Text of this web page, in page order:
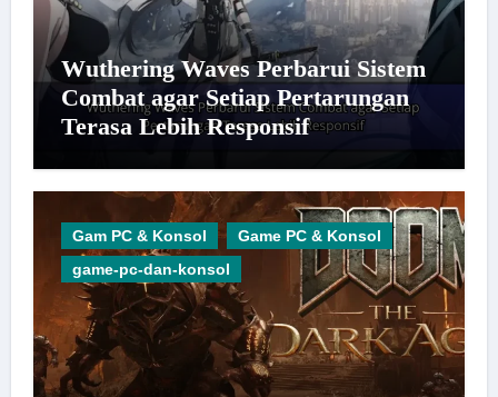
Wuthering Waves Perbarui Sistem
Combat agar Setiap Pertarungan
Terasa Lebih Responsif
Gam PC & Konsol
Game PC & Konsol
game-pc-dan-konsol